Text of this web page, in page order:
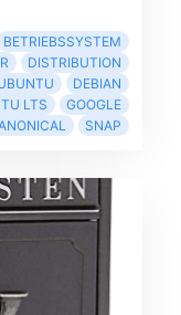
BETRIEBSSYSTEM
DISTRIBUTION
DEBIAN
LTS
GOOGLE
SNAP